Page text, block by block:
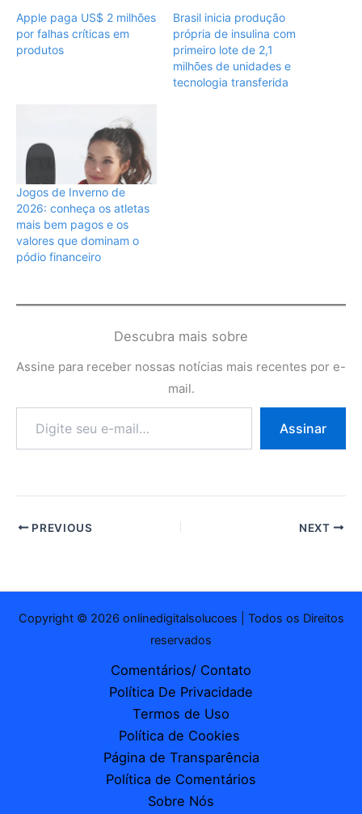
Apple paga US$ 2 milhões
por falhas críticas em
produtos
Brasil inicia produção
própria de insulina com
primeiro lote de 2,1
milhões de unidades e
tecnologia transferida
Jogos de Inverno de
2026: conheça os atletas
mais bem pagos e os
valores que dominam o
pódio financeiro
Descubra mais sobre
Assine para receber nossas notícias mais recentes por e-
mail.
e-
Assinar
PREVIOUS NEXT
Copyright © 2026 onlinedigitalsolucoes | Todos os Direitos
reservados
Comentários/ Contato
Política De Privacidade
Termos de Uso
Política de Cookies
Página de Transparência
Política de Comentários
Sobre Nós